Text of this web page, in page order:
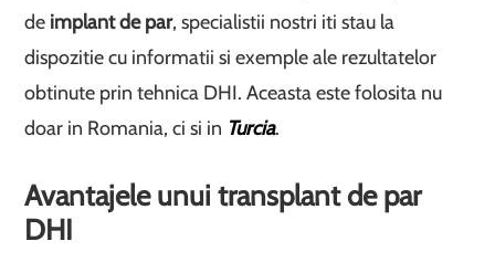
de implant de par, specialistii nostri iti stau la
dispozitie cu informatii si exemple ale rezultatelor
obtinute prin tehnica DHI. Aceasta este folosita nu
doar in Romania, ci si in Turcia.
Avantajele unui transplant de par
DHI